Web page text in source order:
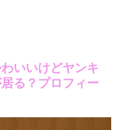
いいけどヤンキ
る？プロフィー